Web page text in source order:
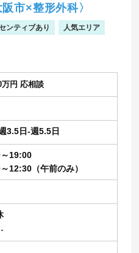
安の数字です。
市×整形外科〉
ンティブあり 人気エリア
1900万円～3000万円 応相談
日-週5.5日
～19:00
12:30（午前のみ）